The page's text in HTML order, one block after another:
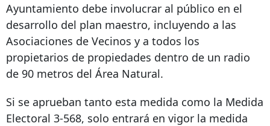
Ayuntamiento debe involucrar al público en el
desarrollo del plan maestro, incluyendo a las
Asociaciones de Vecinos y a todos los
propietarios de propiedades dentro de un radio
de 90 metros del Área Natural.
Si se aprueban tanto esta medida como la Medida
Electoral 3-568, solo entrará en vigor la medida